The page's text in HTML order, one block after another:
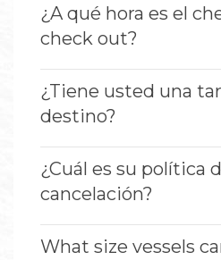
¿A qué hora es el
check out?
¿Tiene usted una
destino?
¿Cuál es su política
cancelación?
What size vessels